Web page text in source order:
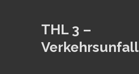
THL 3 –
Verkehrsunfall